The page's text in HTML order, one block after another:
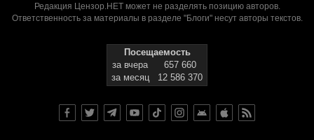
Редакция Цензор.НЕТ может не разделять позицию авторов.
Ответственность за материалы в разделе "Блоги" несут авторы текстов.
Посещаемость
за вчера
657 660
за месяц
12 586 370